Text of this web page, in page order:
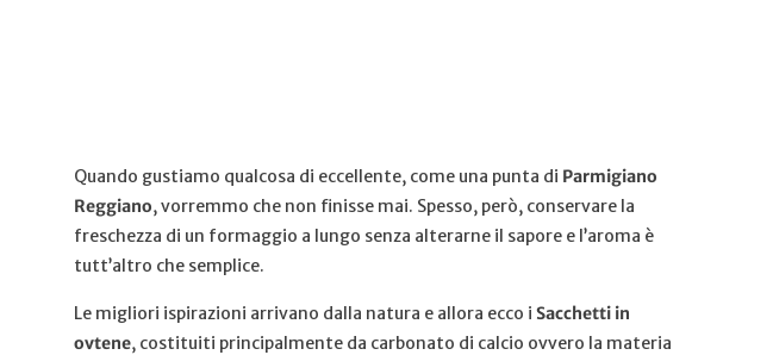
Quando gustiamo qualcosa di eccellente, come una punta di Parmigiano
Reggiano, vorremmo che non finisse mai. Spesso, però, conservare la
freschezza di un formaggio a lungo senza alterarne il sapore e l’aroma è
tutt’altro che semplice.
Le migliori ispirazioni arrivano dalla natura e allora ecco i Sacchetti in
ovtene, costituiti principalmente da carbonato di calcio ovvero la materia